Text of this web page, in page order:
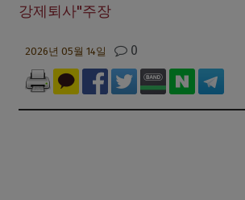
강제퇴사"주장
2026년 05월 14일 0